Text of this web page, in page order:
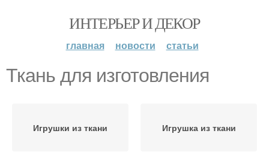
ИНТЕРЬЕР И ДЕКОР
главная новости статьи
Ткань для изготовления
Игрушки из ткани Игрушка из ткани